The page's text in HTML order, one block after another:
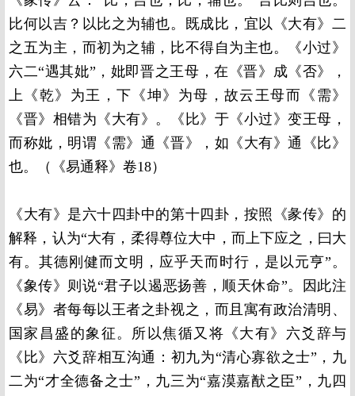
比何以吉？以比之为辅也。既成比，宜以《大有》二
之五为主，而初为之辅，比不得自为主也。《小过》
六二“遇其妣”，妣即晋之王母，在《晋》成《否》，
上《乾》为王，下《坤》为母，故云王母而《需》
《晋》相错为《大有》。《比》于《小过》变王母，
而称妣，明谓《需》通《晋》，如《大有》通《比》
也。（《易通释》卷18）
《大有》是六十四卦中的第十四卦，按照《彖传》的
解释，认为“大有，柔得尊位大中，而上下应之，曰大
有。其德刚健而文明，应乎天而时行，是以元亨”。
《象传》则说“君子以遏恶扬善，顺天休命”。因此注
《易》者每每以王者之卦视之，而且寓有政治清明、
国家昌盛的象征。所以焦循又将《大有》六爻辞与
《比》六爻辞相互沟通：初九为“清心寡欲之士”，九
二为“才全德备之士”，九三为“嘉漠嘉猷之臣”，九四